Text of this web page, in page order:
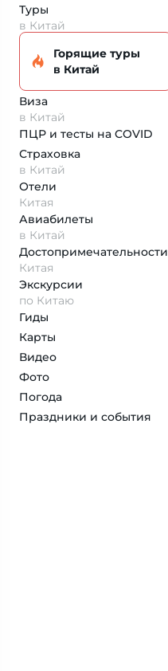
Туры
в Китай
Горящие туры
в Китай
Виза
в Китай
ПЦР и тесты на COVID
Страховка
в Китай
Отели
Китая
Авиабилеты
в Китай
Достопримеча­тельности
Китая
Экскурсии
по Китаю
Гиды
Карты
Видео
Фото
Погода
Праздники и события